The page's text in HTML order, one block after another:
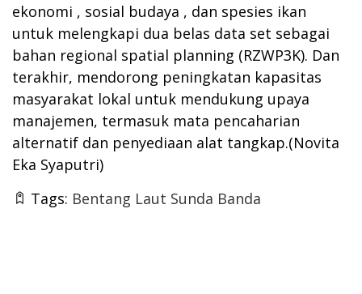
ekonomi , sosial budaya , dan spesies ikan
untuk melengkapi dua belas data set sebagai
bahan regional spatial planning (RZWP3K). Dan
terakhir, mendorong peningkatan kapasitas
masyarakat lokal untuk mendukung upaya
manajemen, termasuk mata pencaharian
alternatif dan penyediaan alat tangkap.(Novita
Eka Syaputri)
Tags: Bentang Laut Sunda Banda